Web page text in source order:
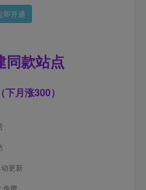
即开通
款站点
月涨300）
更新
免费